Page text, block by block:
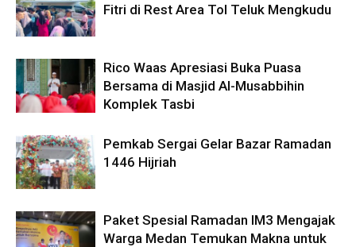
Fitri di Rest Area Tol Teluk Mengkudu
Rico Waas Apresiasi Buka Puasa
Bersama di Masjid Al-Musabbihin
Komplek Tasbi
Pemkab Sergai Gelar Bazar Ramadan
1446 Hijriah
Paket Spesial Ramadan IM3 Mengajak
Warga Medan Temukan Makna untuk